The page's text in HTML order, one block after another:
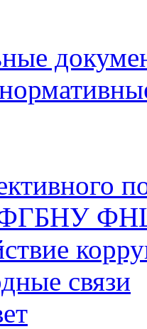
ФГБНУ
связи